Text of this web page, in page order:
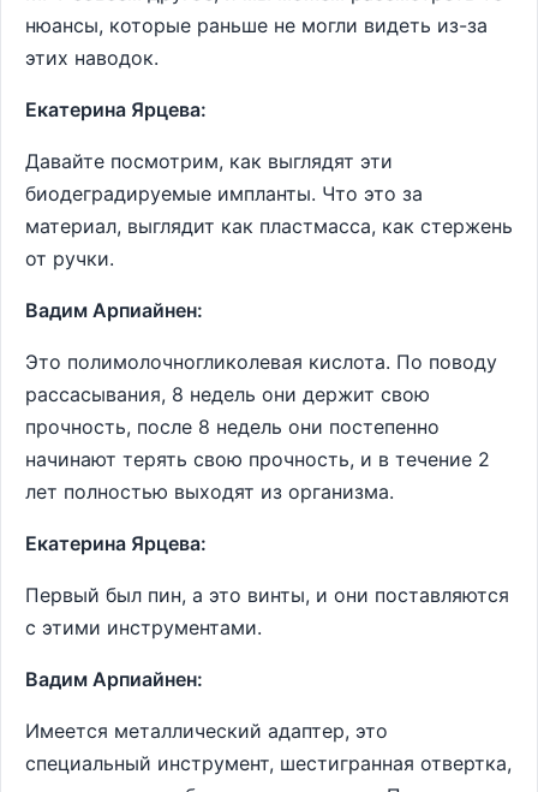
нюансы, которые раньше не могли видеть из-за
этих наводок.
Екатерина Ярцева:
Давайте посмотрим, как выглядят эти
биодеградируемые импланты. Что это за
материал, выглядит как пластмасса, как стержень
от ручки.
Вадим Арпиайнен:
Это полимолочногликолевая кислота. По поводу
рассасывания, 8 недель они держит свою
прочность, после 8 недель они постепенно
начинают терять свою прочность, и в течение 2
лет полностью выходят из организма.
Екатерина Ярцева:
Первый был пин, а это винты, и они поставляются
с этими инструментами.
Вадим Арпиайнен:
Имеется металлический адаптер, это
специальный инструмент, шестигранная отвертка,